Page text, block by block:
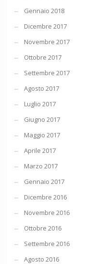
Gennaio 2018
Dicembre 2017
Novembre 2017
Ottobre 2017
Settembre 2017
Agosto 2017
Luglio 2017
Giugno 2017
Maggio 2017
Aprile 2017
Marzo 2017
Gennaio 2017
Dicembre 2016
Novembre 2016
Ottobre 2016
Settembre 2016
Agosto 2016